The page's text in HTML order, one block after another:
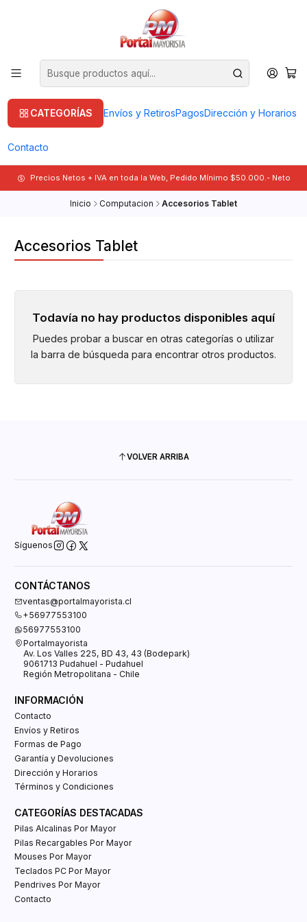
CATEGORÍAS Envíos y RetirosPagosDirección y Horarios
Contacto
Precios Netos + IVA en toda la Web, Pedido Mínimo $50.000.- Neto
Inicio Computacion Accesorios Tablet
Accesorios Tablet
Todavía no hay productos disponibles aquí
Puedes probar a buscar en otras categorías o utilizar
la barra de búsqueda para encontrar otros productos.
VOLVER ARRIBA
Síguenos
CONTÁCTANOS
ventas@portalmayorista.cl
+56977553100
56977553100
Portalmayorista
Av. Los Valles 225, BD 43, 43 (Bodepark)
9061713 Pudahuel - Pudahuel
Región Metropolitana - Chile
INFORMACIÓN
Contacto
Envíos y Retiros
Formas de Pago
Garantía y Devoluciones
Dirección y Horarios
Términos y Condiciones
CATEGORÍAS DESTACADAS
Pilas Alcalinas Por Mayor
Pilas Recargables Por Mayor
Mouses Por Mayor
Teclados PC Por Mayor
Pendrives Por Mayor
Contacto